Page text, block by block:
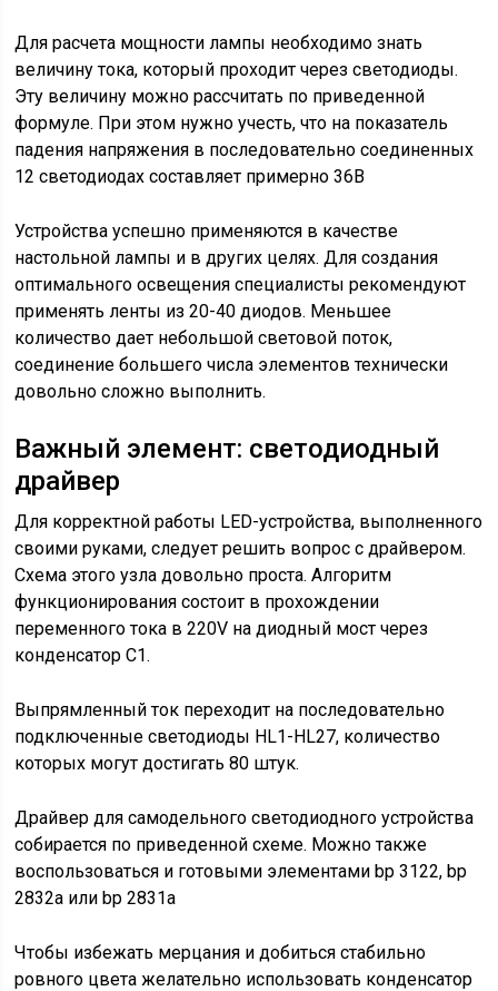
Для расчета мощности лампы необходимо знать
величину тока, который проходит через светодиоды.
Эту величину можно рассчитать по приведенной
формуле. При этом нужно учесть, что на показатель
падения напряжения в последовательно соединенных
12 светодиодах составляет примерно 36В
Устройства успешно применяются в качестве
настольной лампы и в других целях. Для создания
оптимального освещения специалисты рекомендуют
применять ленты из 20-40 диодов. Меньшее
количество дает небольшой световой поток,
соединение большего числа элементов технически
довольно сложно выполнить.
Важный элемент: светодиодный
драйвер
Для корректной работы LED-устройства, выполненного
своими руками, следует решить вопрос с драйвером.
Схема этого узла довольно проста. Алгоритм
функционирования состоит в прохождении
переменного тока в 220V на диодный мост через
конденсатор C1.
Выпрямленный ток переходит на последовательно
подключенные светодиоды HL1-HL27, количество
которых могут достигать 80 штук.
Драйвер для самодельного светодиодного устройства
собирается по приведенной схеме. Можно также
воспользоваться и готовыми элементами bp 3122, bp
2832а или bp 2831а
Чтобы избежать мерцания и добиться стабильно
ровного цвета желательно использовать конденсатор